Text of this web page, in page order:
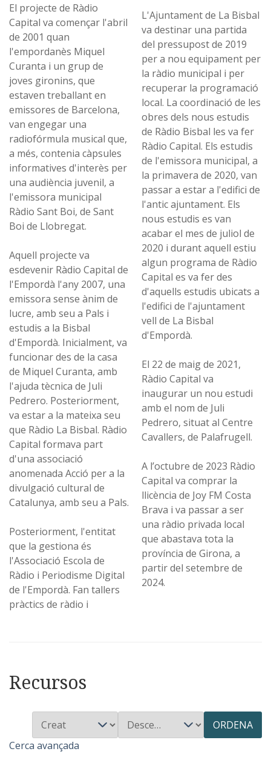
El projecte de Ràdio
Capital va començar l'abril
de 2001 quan
l'empordanès Miquel
Curanta i un grup de
joves gironins, que
estaven treballant en
emissores de Barcelona,
van engegar una
radiofórmula musical que,
a més, contenia càpsules
informatives d'interès per
una audiència juvenil, a
l'emissora municipal
Ràdio Sant Boi, de Sant
Boi de Llobregat.
Aquell projecte va
esdevenir Ràdio Capital de
l'Empordà l'any 2007, una
emissora sense ànim de
lucre, amb seu a Pals i
estudis a la Bisbal
d'Empordà. Inicialment, va
funcionar des de la casa
de Miquel Curanta, amb
l'ajuda tècnica de Juli
Pedrero. Posteriorment,
va estar a la mateixa seu
que Ràdio La Bisbal. Ràdio
Capital formava part
d'una associació
anomenada Acció per a la
divulgació cultural de
Catalunya, amb seu a Pals.
Posteriorment, l'entitat
que la gestiona és
l'Associació Escola de
Ràdio i Periodisme Digital
de l'Empordà. Fan tallers
pràctics de ràdio i
L'Ajuntament de La Bisbal
va destinar una partida
del pressupost de 2019
per a nou equipament per
la ràdio municipal i per
recuperar la programació
local. La coordinació de les
obres dels nous estudis
de Ràdio Bisbal les va fer
Ràdio Capital. Els estudis
de l'emissora municipal, a
la primavera de 2020, van
passar a estar a l'edifici de
l'antic ajuntament. Els
nous estudis es van
acabar el mes de juliol de
2020 i durant aquell estiu
algun programa de Ràdio
Capital es va fer des
d'aquells estudis ubicats a
l'edifici de l'ajuntament
vell de La Bisbal
d'Empordà.
El 22 de maig de 2021,
Ràdio Capital va
inaugurar un nou estudi
amb el nom de Juli
Pedrero, situat al Centre
Cavallers, de Palafrugell.
A l’octubre de 2023 Ràdio
Capital va comprar la
llicència de Joy FM Costa
Brava i va passar a ser
una ràdio privada local
que abastava tota la
província de Girona, a
partir del setembre de
2024.
Recursos
ORDENA
Cerca avançada